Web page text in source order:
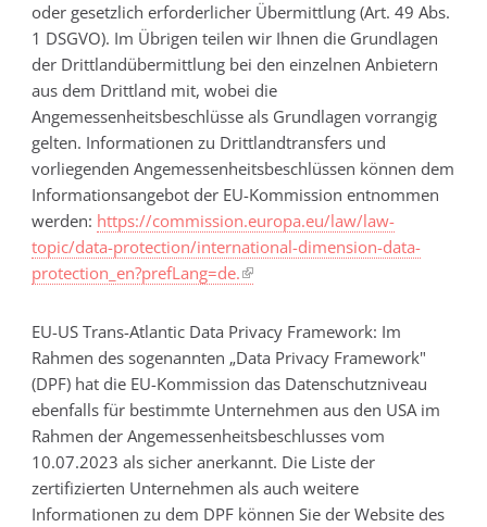
oder gesetzlich erforderlicher Übermittlung (Art. 49 Abs.
1 DSGVO). Im Übrigen teilen wir Ihnen die Grundlagen
der Drittlandübermittlung bei den einzelnen Anbietern
aus dem Drittland mit, wobei die
Angemessenheitsbeschlüsse als Grundlagen vorrangig
gelten. Informationen zu Drittlandtransfers und
vorliegenden Angemessenheitsbeschlüssen können dem
Informationsangebot der EU-Kommission entnommen
werden: https://commission.europa.eu/law/law-
topic/data-protection/international-dimension-data-
protection_en?prefLang=de.
EU-US Trans-Atlantic Data Privacy Framework: Im
Rahmen des sogenannten „Data Privacy Framework"
(DPF) hat die EU-Kommission das Datenschutzniveau
ebenfalls für bestimmte Unternehmen aus den USA im
Rahmen der Angemessenheitsbeschlusses vom
10.07.2023 als sicher anerkannt. Die Liste der
zertifizierten Unternehmen als auch weitere
Informationen zu dem DPF können Sie der Website des